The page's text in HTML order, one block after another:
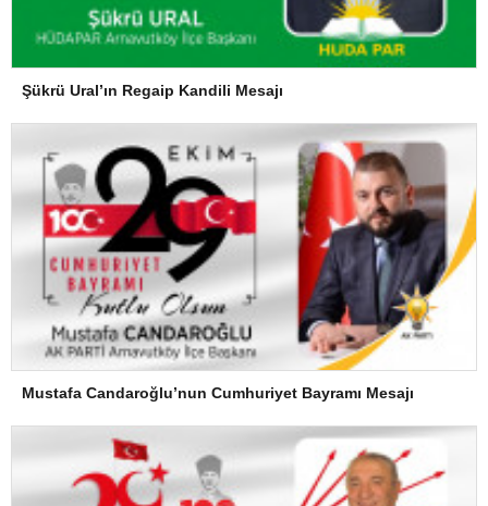
Şükrü Ural’ın Regaip Kandili Mesajı
Mustafa Candaroğlu’nun Cumhuriyet Bayramı Mesajı